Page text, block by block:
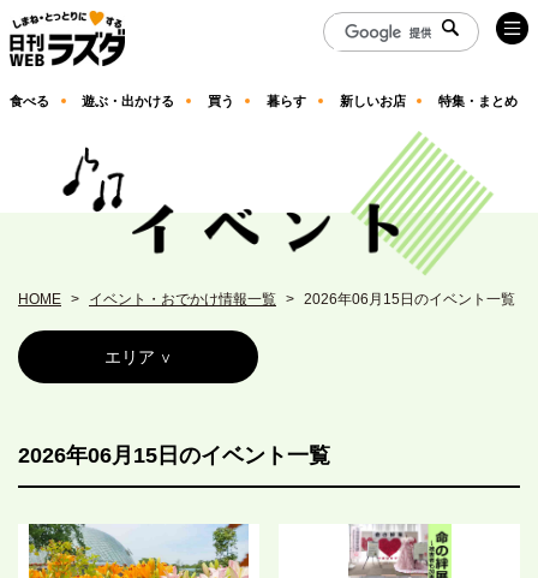
食べる 遊ぶ・出かける 買う 暮らす 新しいお店 特集・まとめ
HOME イベント・おでかけ情報一覧 2026年06月15日のイベント一覧
エリア
2026年06月15日のイベント一覧